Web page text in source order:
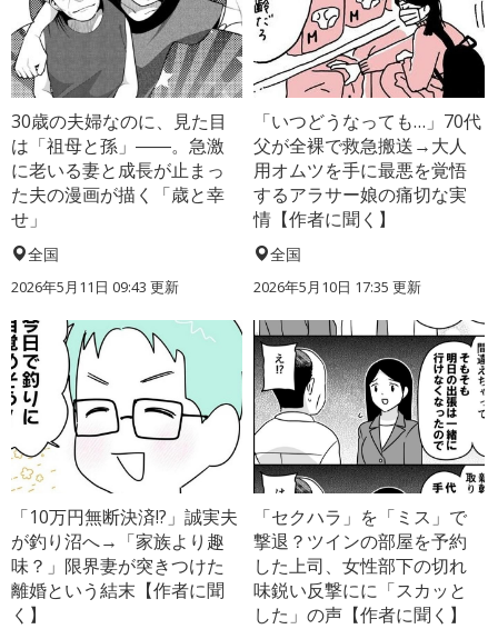
30歳の夫婦なのに、見た目
は「祖母と孫」――。急激
に老いる妻と成長が止まっ
た夫の漫画が描く「歳と幸
せ」
全国
2026年5月11日 09:43 更新
「いつどうなっても…」70代
父が全裸で救急搬送→大人
用オムツを手に最悪を覚悟
するアラサー娘の痛切な実
情【作者に聞く】
全国
2026年5月10日 17:35 更新
「10万円無断決済!?」誠実夫
が釣り沼へ→「家族より趣
味？」限界妻が突きつけた
離婚という結末【作者に聞
く】
「セクハラ」を「ミス」で
撃退？ツインの部屋を予約
した上司、女性部下の切れ
味鋭い反撃にに「スカッと
した」の声【作者に聞く】